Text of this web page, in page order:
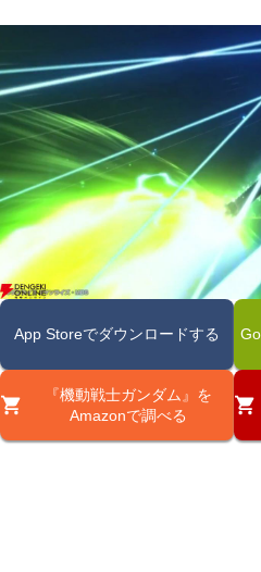
App Storeでダウンロードする
『機動戦士ガンダム』を
Amazonで調べる